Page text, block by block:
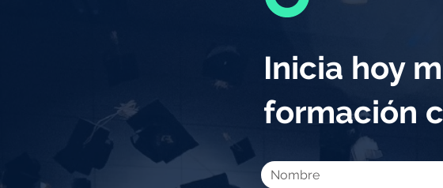
Inicia hoy
formación